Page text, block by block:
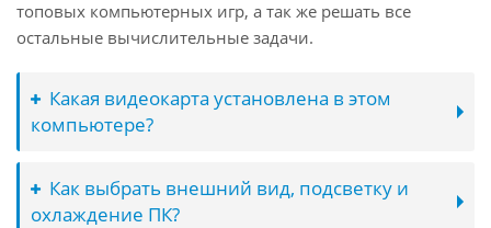
топовых компьютерных игр, а так же решать все
остальные вычислительные задачи.
Какая видеокарта установлена в этом
компьютере?
Как выбрать внешний вид, подсветку и
охлаждение ПК?